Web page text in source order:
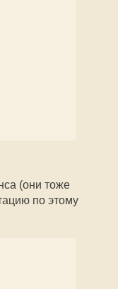
(они тоже
по этому